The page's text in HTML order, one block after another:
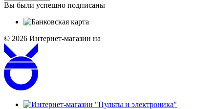
Вы были успешно подписаны
© 2026 Интернет-магазин на